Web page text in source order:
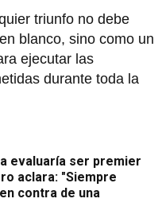
triunfo no debe
blanco, sino como un
ejecutar las
durante toda la
evaluaría ser premier
aclara: "Siempre
contra de una